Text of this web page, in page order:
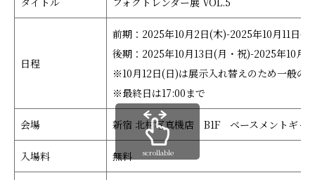
日程
前期：2025年10月2日(木)-2025年10月11日(
後期：2025年10月13日(月・祝)-2025年10月
※10月12日(日)は展示入れ替えのため一般の
※最終日は17:00まで
会場 新宿 北村写真機店 B1F ベースメントギャ
入場料 無料 scrollable